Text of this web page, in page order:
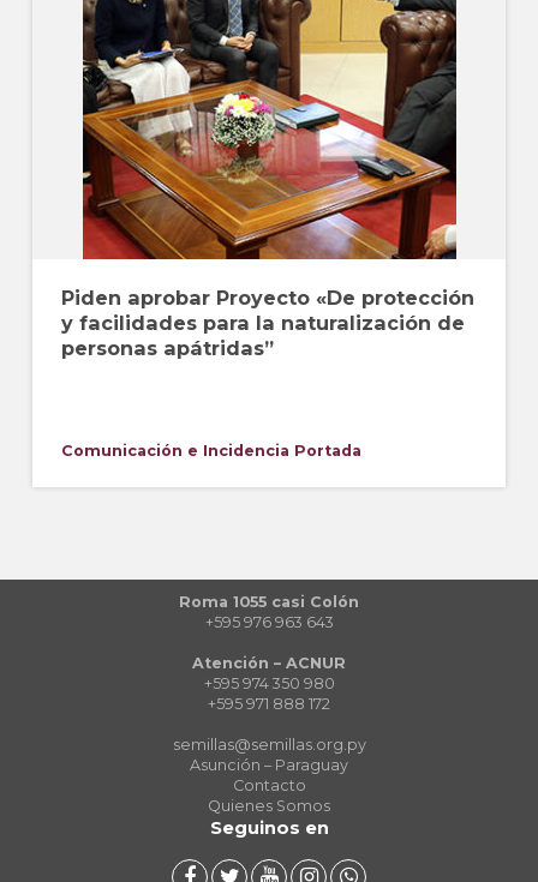
Piden aprobar Proyecto «De protección
y facilidades para la naturalización de
personas apátridas”
Comunicación e Incidencia Portada
Roma 1055 casi Colón
+595 976 963 643
Atención – ACNUR
+595 974 350 980
+595 971 888 172
semillas@semillas.org.py
Asunción – Paraguay
Contacto
Quienes Somos
Seguinos en